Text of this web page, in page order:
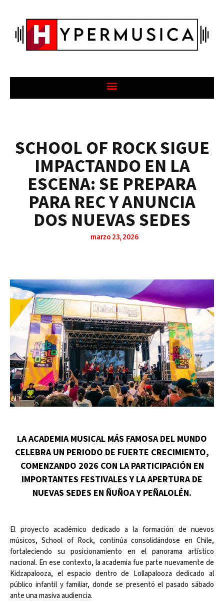
SCHOOL OF ROCK SIGUE
IMPACTANDO EN LA
ESCENA: SE PREPARA
PARA REC Y ANUNCIA
DOS NUEVAS SEDES
marzo 23, 2026
LA ACADEMIA MUSICAL MÁS FAMOSA DEL MUNDO
CELEBRA UN PERIODO DE FUERTE CRECIMIENTO,
COMENZANDO 2026 CON LA PARTICIPACIÓN EN
IMPORTANTES FESTIVALES Y LA APERTURA DE
NUEVAS SEDES EN ÑUÑOA Y PEÑALOLÉN.
El proyecto académico dedicado a la formación de nuevos
músicos, School of Rock, continúa consolidándose en Chile,
fortaleciendo su posicionamiento en el panorama artístico
nacional. En ese contexto, la academia fue parte nuevamente de
Kidzapalooza, el espacio dentro de Lollapalooza dedicado al
público infantil y familiar, donde se presentó el pasado sábado
ante una masiva audiencia.